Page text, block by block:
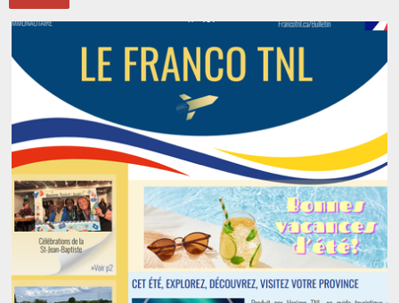
Stacy Smith
Nancy Dillon
Clare Halleran
Joseph Kayumba
Dominic Demers
Yulia Kudryakova